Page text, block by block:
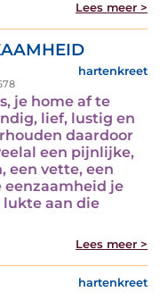
Lees meer >
hartenkreet
je home af te
lief, lustig en
daardoor
een pijnlijke,
een vette, een
eenzaamheid je
aan die
Lees meer >
hartenkreet